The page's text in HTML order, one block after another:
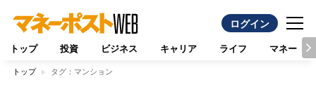
ログイン
トップ 投資 ビジネス キャリア ライフ マネー
トップ タグ：マンション